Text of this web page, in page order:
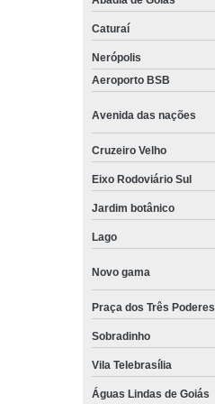
Caturaí
Nerópolis
Aeroporto BSB
Avenida das nações
Cruzeiro Velho
Eixo Rodoviário Sul
Jardim botânico
Lago
Novo gama
Praça dos Três Poderes
Sobradinho
Vila Telebrasília
Águas Lindas de Goiás